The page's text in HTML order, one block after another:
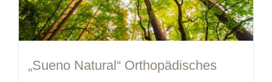
„Sueno Natural“ Orthopädisches